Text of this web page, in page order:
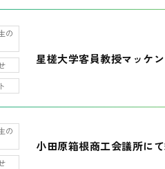
の
星槎大学客員教授マッケ
の
小田原箱根商工会議所に